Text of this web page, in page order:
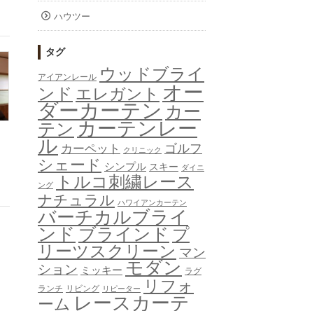
ハウツー
タグ
アイアンレール ウッドブライ
ンド エレガント オー
ダーカーテン カー
テン カーテンレー
ル カーペット クリニック ゴルフ
シェード シンプル スキー ダイニ
ング トルコ刺繍レース
ナチュラル ハワイアンカーテン
バーチカルブライ
ンド ブラインド プ
リーツスクリーン マン
ション ミッキー モダン ラグ
ランチ リビング リピーター
リフォ
ーム レースカーテ